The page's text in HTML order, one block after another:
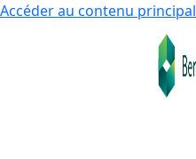
Accéder au contenu principal